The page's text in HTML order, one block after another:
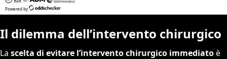
Il dilemma dell’intervento chirurgico
La scelta di evitare l’intervento chirurgico immediatoè